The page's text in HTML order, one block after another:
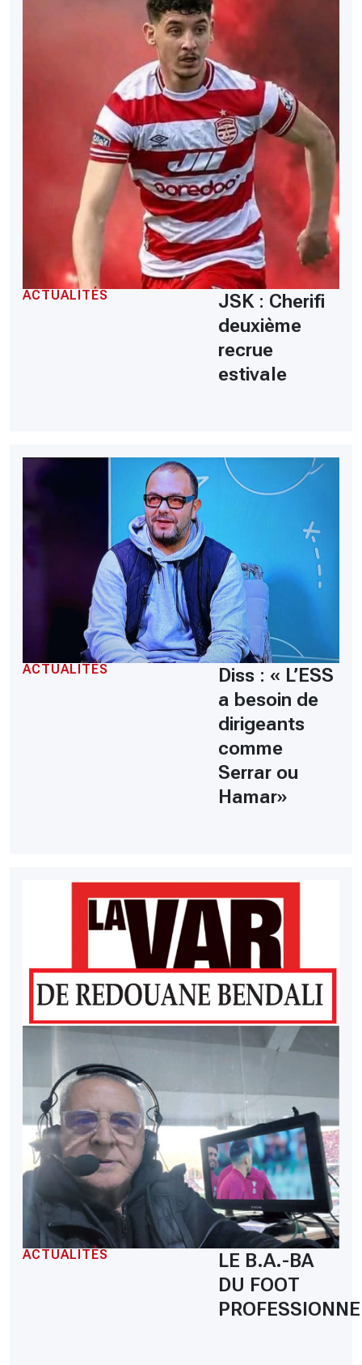
ACTUALITÉS
JSK : Cherifi
deuxième
recrue
estivale
ACTUALITÉS
Diss : « L’ESS
a besoin de
dirigeants
comme
Serrar ou
Hamar»
ACTUALITÉS
LE B.A.-BA
DU FOOT